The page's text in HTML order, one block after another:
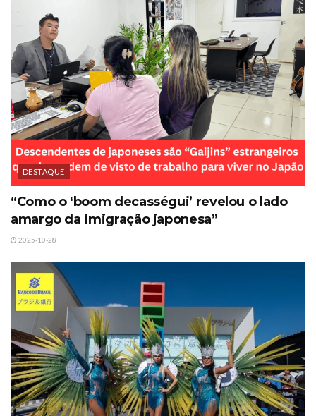
DESTAQUE
“Como o ‘boom decasségui’ revelou o lado
amargo da imigração japonesa”
2025-10-28